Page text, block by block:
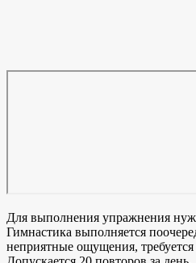
Для выполнения упражнения
Гимнастика выполняется
неприятные ощущения,